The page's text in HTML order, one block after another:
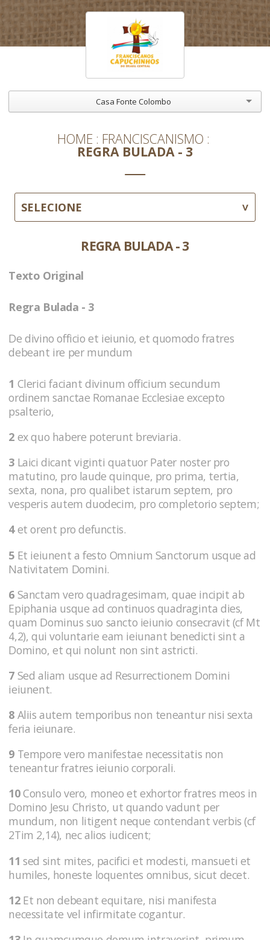
Casa Fonte Colombo
HOME FRANCISCANISMO
REGRA BULADA - 3
SELECIONE
REGRA BULADA - 3
Texto Original
Regra Bulada - 3
De divino officio et ieiunio, et quomodo fratres
debeant ire per mundum
1 Clerici faciant divinum officium secundum
ordinem sanctae Romanae Ecclesiae excepto
psalterio,
2 ex quo habere poterunt breviaria.
3 Laici dicant viginti quatuor Pater noster pro
matutino, pro laude quinque, pro prima, tertia,
sexta, nona, pro qualibet istarum septem, pro
vesperis autem duodecim, pro completorio septem;
4et orent pro defunctis.
5 Et ieiunent a festo Omnium Sanctorum usque ad
Nativitatem Domini.
6 Sanctam vero quadragesimam, quae incipit ab
Epiphania usque ad continuos quadraginta dies,
quam Dominus suo sancto ieiunio consecravit (cf Mt
4,2), qui voluntarie eam ieiunant benedicti sint a
Domino, et qui nolunt non sint astricti.
7 Sed aliam usque ad Resurrectionem Domini
ieiunent.
8 Aliis autem temporibus non teneantur nisi sexta
feria ieiunare.
9 Tempore vero manifestae necessitatis non
teneantur fratres ieiunio corporali.
10Consulo vero, moneo et exhortor fratres meos in
Domino Jesu Christo, ut quando vadunt per
mundum, non litigent neque contendant verbis (cf
2Tim 2,14), nec alios iudicent;
11 sed sint mites, pacifici et modesti, mansueti et
humiles, honeste loquentes omnibus, sicut decet.
12Et non debeant equitare, nisi manifesta
necessitate vel infirmitate cogantur.